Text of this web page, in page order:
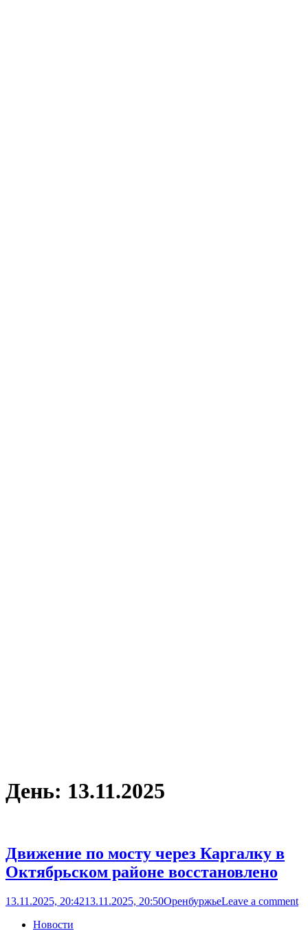
День: 13.11.2025
Движение по мосту через Каргалку в
Октябрьском районе восстановлено
13.11.2025, 20:4213.11.2025, 20:50ОренбуржьеLeave a comment
Новости